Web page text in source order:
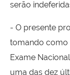
serão
- O presente
tomando como
Exame
uma das dez